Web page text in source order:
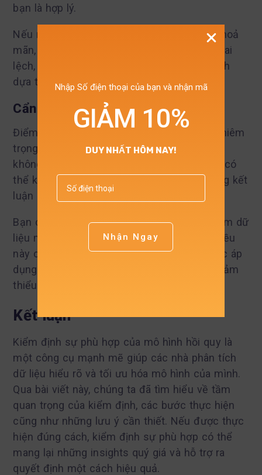
bạn là hợp lý.
Nếu một hoặc nhiều giả định không được thoả
mãn, mô hình có thể dẫn đến các kết quả sai
lệch, và từ đó ảnh hưởng đến các quyết định
dựa trên mô hình.
Cẩn trọng với ngoại lai
Điểm dữ liệu ngoại lai có thể ảnh hưởng nghiêm
trọng đến kết quả của mô hình hồi quy. Nếu
không được xử lý đúng cách, các điểm này có
thể kéo dài đường hồi quy và dẫn đến những kết
luận sai lệch.
Bạn cần chủ động kiểm tra và xử lý các điểm dữ
liệu ngoại lai trước khi xây dựng mô hình. Điều
này có thể bao gồm việc loại bỏ chúng hoặc áp
dụng các phương pháp hồi quy robust để giảm
thiểu ảnh hưởng.
Kết luận
Kiểm định sự phù hợp của mô hình hồi quy là
một công cụ mạnh mẽ giúp các nhà phân tích
dữ liệu hiểu rõ và tối ưu hóa mô hình của mình.
Qua bài viết này, chúng ta đã tìm hiểu về tầm
quan trọng của kiểm định, các bước thực hiện
cũng như những lưu ý cần thiết. Nếu được thực
hiện đúng cách, kiểm định sự phù hợp có thể
mang lại những insights quý giá và hỗ trợ ra
quyết định một cách hiệu quả.
Nhập Số điện thoại của bạn và nhận mã
GIẢM 10%
DUY NHẤT HÔM NAY!
Nhận Ngay